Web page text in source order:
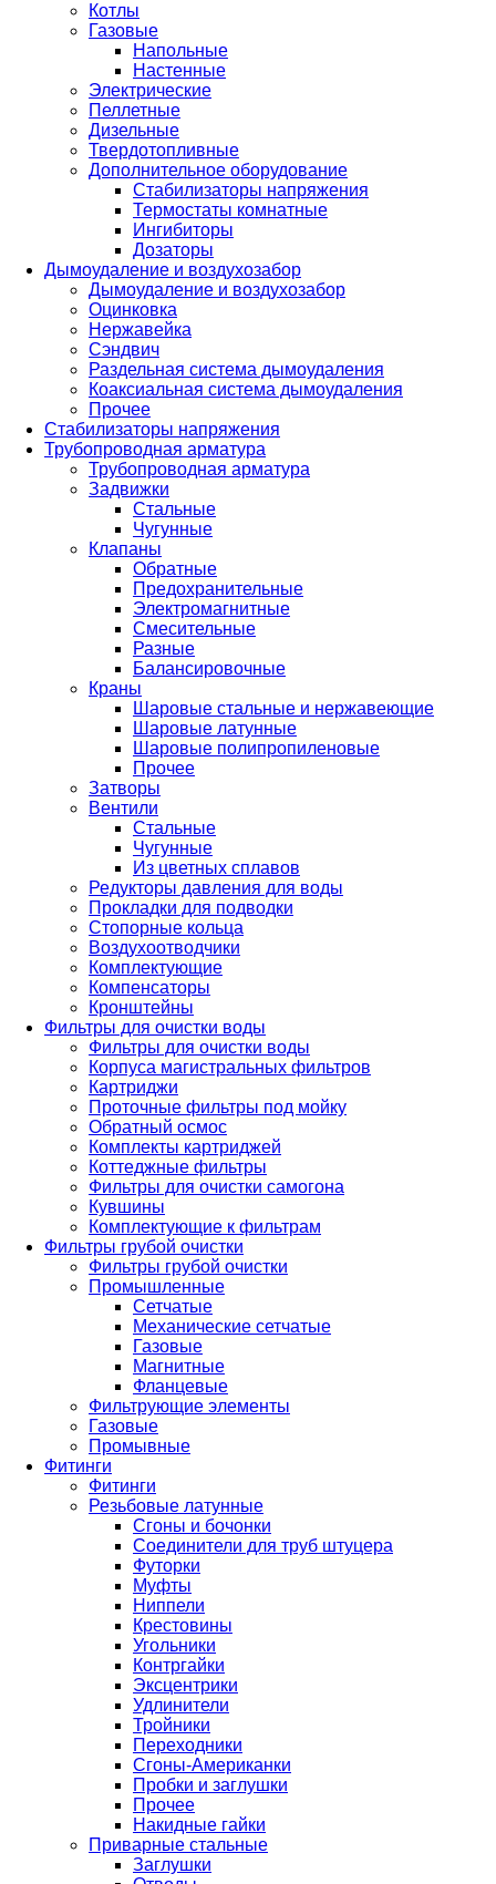
Котлы
Газовые
Напольные
Настенные
Электрические
Пеллетные
Дизельные
Твердотопливные
Дополнительное оборудование
Стабилизаторы напряжения
Термостаты комнатные
Ингибиторы
Дозаторы
Дымоудаление и воздухозабор
Дымоудаление и воздухозабор
Оцинковка
Нержавейка
Сэндвич
Раздельная система дымоудаления
Коаксиальная система дымоудаления
Прочее
Стабилизаторы напряжения
Трубопроводная арматура
Трубопроводная арматура
Задвижки
Стальные
Чугунные
Клапаны
Обратные
Предохранительные
Электромагнитные
Смесительные
Разные
Балансировочные
Краны
Шаровые стальные и нержавеющие
Шаровые латунные
Шаровые полипропиленовые
Прочее
Затворы
Вентили
Стальные
Чугунные
Из цветных сплавов
Редукторы давления для воды
Прокладки для подводки
Стопорные кольца
Воздухоотводчики
Комплектующие
Компенсаторы
Кронштейны
Фильтры для очистки воды
Фильтры для очистки воды
Корпуса магистральных фильтров
Картриджи
Проточные фильтры под мойку
Обратный осмос
Комплекты картриджей
Коттеджные фильтры
Фильтры для очистки самогона
Кувшины
Комплектующие к фильтрам
Фильтры грубой очистки
Фильтры грубой очистки
Промышленные
Сетчатые
Механические сетчатые
Газовые
Магнитные
Фланцевые
Фильтрующие элементы
Газовые
Промывные
Фитинги
Фитинги
Резьбовые латунные
Сгоны и бочонки
Соединители для труб штуцера
Футорки
Муфты
Ниппели
Крестовины
Угольники
Контргайки
Эксцентрики
Удлинители
Тройники
Переходники
Сгоны-Американки
Пробки и заглушки
Прочее
Накидные гайки
Приварные стальные
Заглушки